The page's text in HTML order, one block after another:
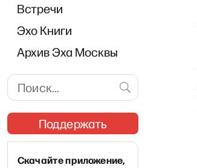
Встречи
Эхо Книги
Архив Эха Москвы
Поддержать
Скачайте приложение,